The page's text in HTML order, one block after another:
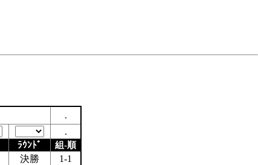
.
.
ﾗｳﾝﾄﾞ 組-順
決勝
1-1